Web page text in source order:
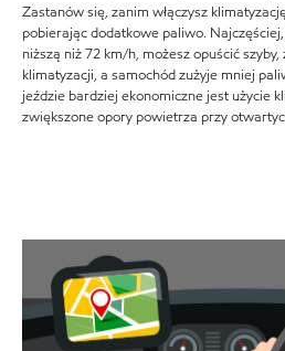
Zastanów się, zanim włączysz
pobierając dodatkowe paliwo.
niższą niż 72 km/h, możesz opuścić
klimatyzacji, a samochód zużyje mniej
jeździe bardziej ekonomiczne jest użycie
zwiększone opory powietrza przy